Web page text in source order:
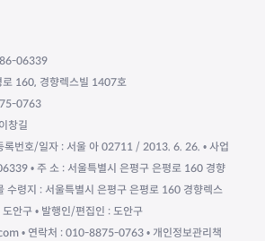
06339
로 160, 경향렉스빌 1407호
0763
창길
록번호/일자 : 서울 아 02711 / 2013. 6. 26. • 사업
• 주 소 : 서울특별시 은평구 은평로 160 경향
수령지 : 서울특별시 은평구 은평로 160 경향렉스
안구 • 발행인/편집인 : 도안구
• 연락처 : 010-8875-0763 • 개인정보관리책